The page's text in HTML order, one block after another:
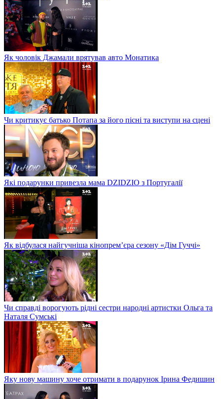
Як чоловік Джамали врятував авто Монатика
Чи критикує батько Потапа за його пісні та виступи на сцені
Які подарунки привезла мама DZIDZIO з Португалії
Як відбулася найгучніша кінопрем’єра сезону «Дім Гуччі»
Чи справді ворогують рідні сестри народні артистки Ольга та
Наталя Сумські
Яку нову машину хоче отримати в подарунок Ірина Федишин